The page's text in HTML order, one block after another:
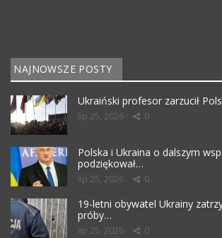
NAJNOWSZE POSTY
Ukraiński profesor zarzucił
lip 25, 2026 0
Polska i Ukraina o dalszym
podziękował…
lip 25, 2026 0
19-letni obywatel Ukrainy
próby…
lip 25, 2026 0